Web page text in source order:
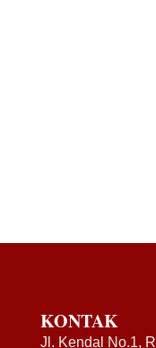
KONTAK
Jl. Kendal No.1,